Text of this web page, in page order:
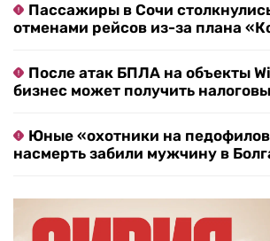
Пассажиры в Сочи
отменами рейсов из-за плана
После атак БПЛА на объекты
бизнес может получить
Юные «охотники на
насмерть забили мужчину в